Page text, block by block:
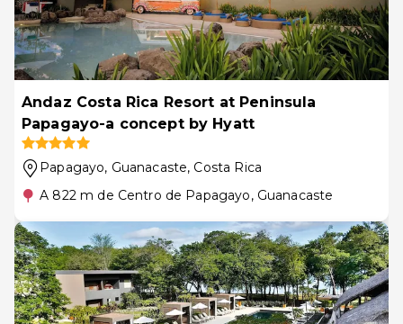
Andaz Costa Rica Resort at Peninsula
Papagayo-a concept by Hyatt
Papagayo, Guanacaste, Costa Rica
A 822 m de Centro de Papagayo, Guanacaste